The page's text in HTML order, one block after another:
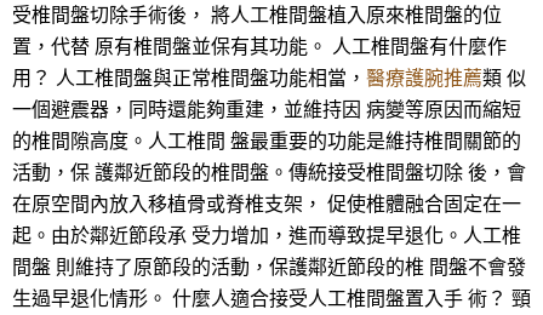
受椎間盤切除手術後， 將人工椎間盤植入原來椎間盤的位
置，代替 原有椎間盤並保有其功能。 人工椎間盤有什麼作
用？ 人工椎間盤與正常椎間盤功能相當， 醫療護腕推薦類 似
一個避震器，同時還能夠重建，並維持因 病變等原因而縮短
的椎間隙高度。人工椎間 盤最重要的功能是維持椎間關節的
活動，保 護鄰近節段的椎間盤。傳統接受椎間盤切除 後，會
在原空間內放入移植骨或脊椎支架， 促使椎體融合固定在一
起。由於鄰近節段承 受力增加，進而導致提早退化。人工椎
間盤 則維持了原節段的活動，保護鄰近節段的椎 間盤不會發
生過早退化情形。 什麼人適合接受人工椎間盤置入手 術？ 頸